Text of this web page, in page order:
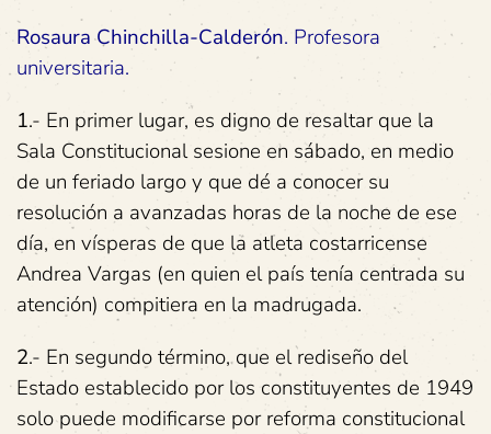
Rosaura Chinchilla-Calderón. Profesora
universitaria.
1.- En primer lugar, es digno de resaltar que la
Sala Constitucional sesione en sábado, en medio
de un feriado largo y que dé a conocer su
resolución a avanzadas horas de la noche de ese
día, en vísperas de que la atleta costarricense
Andrea Vargas (en quien el país tenía centrada su
atención) compitiera en la madrugada.
2.- En segundo término, que el rediseño del
Estado establecido por los constituyentes de 1949
solo puede modificarse por reforma constitucional